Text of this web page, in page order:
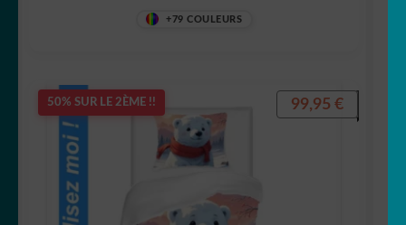
+79 COULEURS
50% SUR LE 2ÈME !! 99,95 €